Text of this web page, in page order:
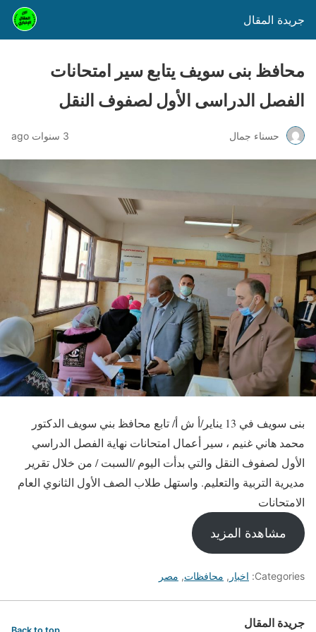
جريدة المقال
محافظ بنى سويف يتابع سير امتحانات
الفصل الدراسى الأول لصفوف النقل
حسناء جمال 3 سنوات ago
بنى سويف في 13 يناير/أ ش أ/ تابع محافظ بني سويف الدكتور
محمد هاني غنيم ، سير أعمال امتحانات نهاية الفصل الدراسي
الأول لصفوف النقل والتي بدأت اليوم /السبت / من خلال تقرير
مديرية التربية والتعليم. واستهل طلاب الصف الأول الثانوي العام
الامتحانات
مشاهدة المزيد
Categories: اخبار , محافظات, مصر
جريدة المقال